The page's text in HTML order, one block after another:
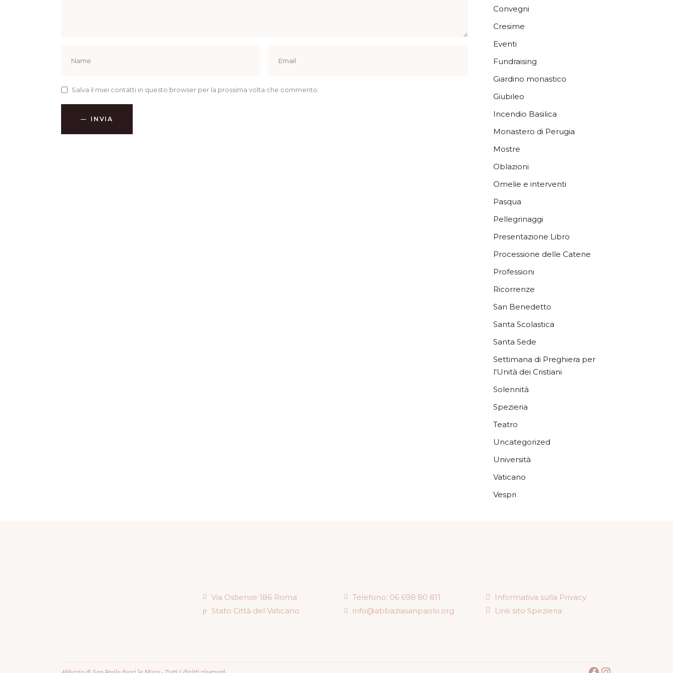
Salva il miei contatti in questo browser per la prossima volta che commento.
INVIA
Convegni
Cresime
Eventi
Fundraising
Giardino monastico
Giubileo
Incendio Basilica
Monastero di Perugia
Mostre
Oblazioni
Omelie e interventi
Pasqua
Pellegrinaggi
Presentazione Libro
Processione delle Catene
Professioni
Ricorrenze
San Benedetto
Santa Scolastica
Santa Sede
Settimana di Preghiera per
l'Unità dei Cristiani
Solennità
Spezieria
Teatro
Uncategorized
Università
Vaticano
Vespri
Via Ostiense 186 Roma
Stato Città del Vaticano
Telefono: 06 698 80 811
info@abbaziasanpaolo.org
Informativa sulla Privacy
Link sito Spezieria